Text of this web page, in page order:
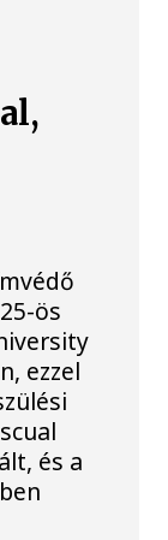
ös
ezzel
és a